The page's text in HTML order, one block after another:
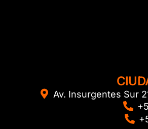
Av. Insurgentes Sur